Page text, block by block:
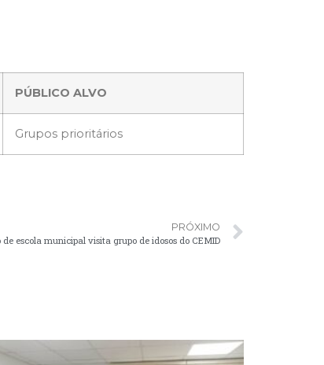
PÚBLICO ALVO
Grupos prioritários
PRÓXIMO
escola municipal visita grupo de idosos do CEMID